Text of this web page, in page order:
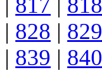
| 828 | 829
| 839 | 840